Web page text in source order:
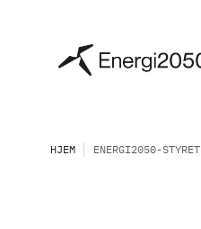
HJEM ENERGI2050-STYRET